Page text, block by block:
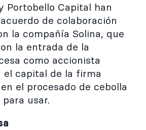
Portobello Capital han
de colaboración
la compañía Solina, que
la entrada de la
como accionista
el capital de la firma
el procesado de cebolla
usar.